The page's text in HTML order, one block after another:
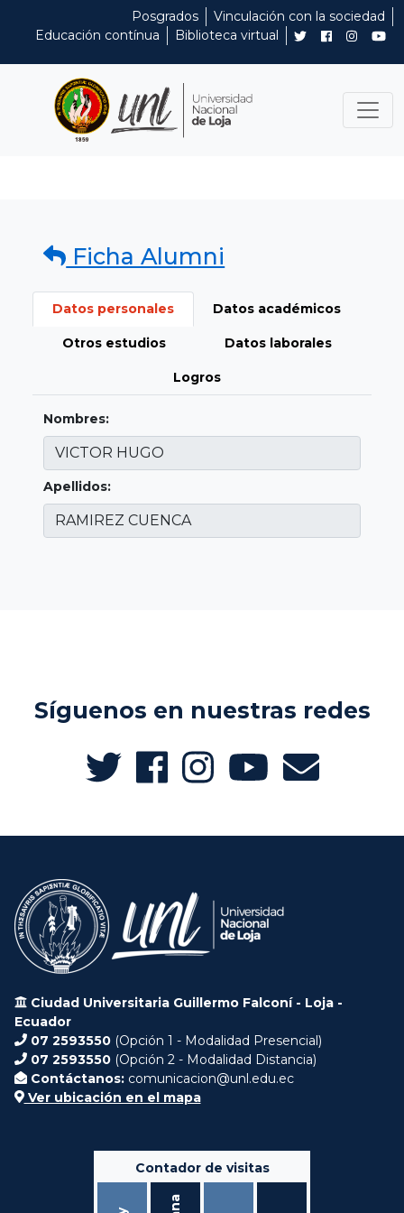
Posgrados
Vinculación con la sociedad
Educación contínua
Biblioteca virtual
Ficha Alumni
Datos personales Datos académicos
Otros estudios Datos laborales
Logros
Nombres:
Apellidos:
Síguenos en nuestras redes
Ciudad Universitaria Guillermo Falconí - Loja -
Ecuador
07 2593550 (Opción 1 - Modalidad Presencial)
07 2593550 (Opción 2 - Modalidad Distancia)
Contáctanos: comunicacion@unl.edu.ec
Ver ubicación en el mapa
Contador de visitas